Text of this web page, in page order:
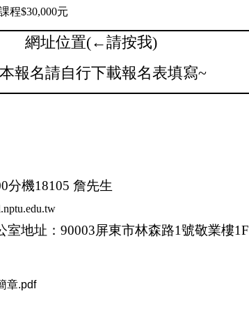
程$30,000元
網址位置(←請按我)
報名請自行下載報名表填寫~
分機18105 詹先生
室地址： 90003屏東市林森路1號敬業樓1F
章.pdf